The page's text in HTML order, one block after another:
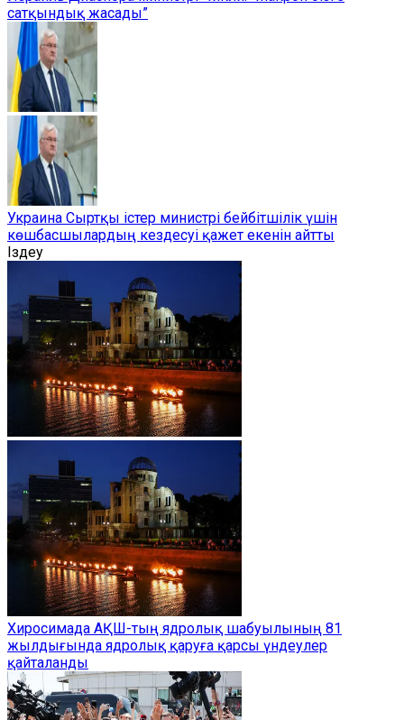
сатқындық жасады”
Украина Сыртқы істер министрі бейбітшілік үшін
көшбасшылардың кездесуі қажет екенін айтты
Іздеу
Хиросимада АҚШ-тың ядролық шабуылының 81
жылдығында ядролық қаруға қарсы үндеулер
қайталанды